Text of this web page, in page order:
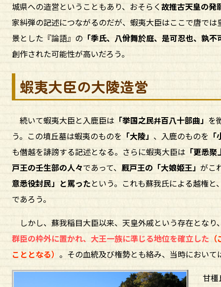
城県への造営ということもあり、おそらく故推古天皇の発
家糾弾の記述につながるのだが、蝦夷大臣はここで唐では
景とした『論語』の 「季氏、八佾舞於庭、是可忍也、孰
創作された可能性が高いだろう。
蝦夷大臣の大陵造営
続いて蝦夷大臣と入鹿臣は 「挙国之民幷百八十部曲」 を
う。この墳丘墓は蝦夷のものを 「大陵」 、入鹿のものを
も僭越を誹謗する記述となる。さらに蝦夷大臣は 「更悉
戸王の壬生部の人々であって、 厩戸王の「大娘姫王」 がこ
意悉役封民」と罵ったという。これも蘇我氏による越権と
であろう。
しかし、蘇我稲目大臣以来、天皇外戚という存在とな
群臣の枠外に置かれ、大王一族に準じる地位を確立した
こととなる） 。その血統及び権勢とも絡み、当時におい
甘橿